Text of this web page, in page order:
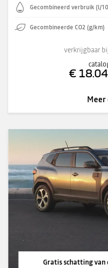
Gecombineerd verbruik (l/
Gecombineerde CO2 (g/km)
verkrijgbaar
€
Gratis schatting